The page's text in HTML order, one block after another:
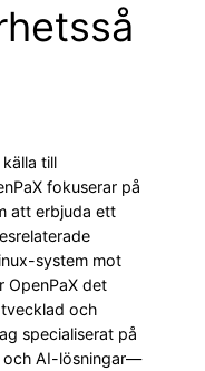
till
fokuserar på
att erbjuda ett
system mot
OpenPaX det
och
specialiserat på
och AI-lösningar—